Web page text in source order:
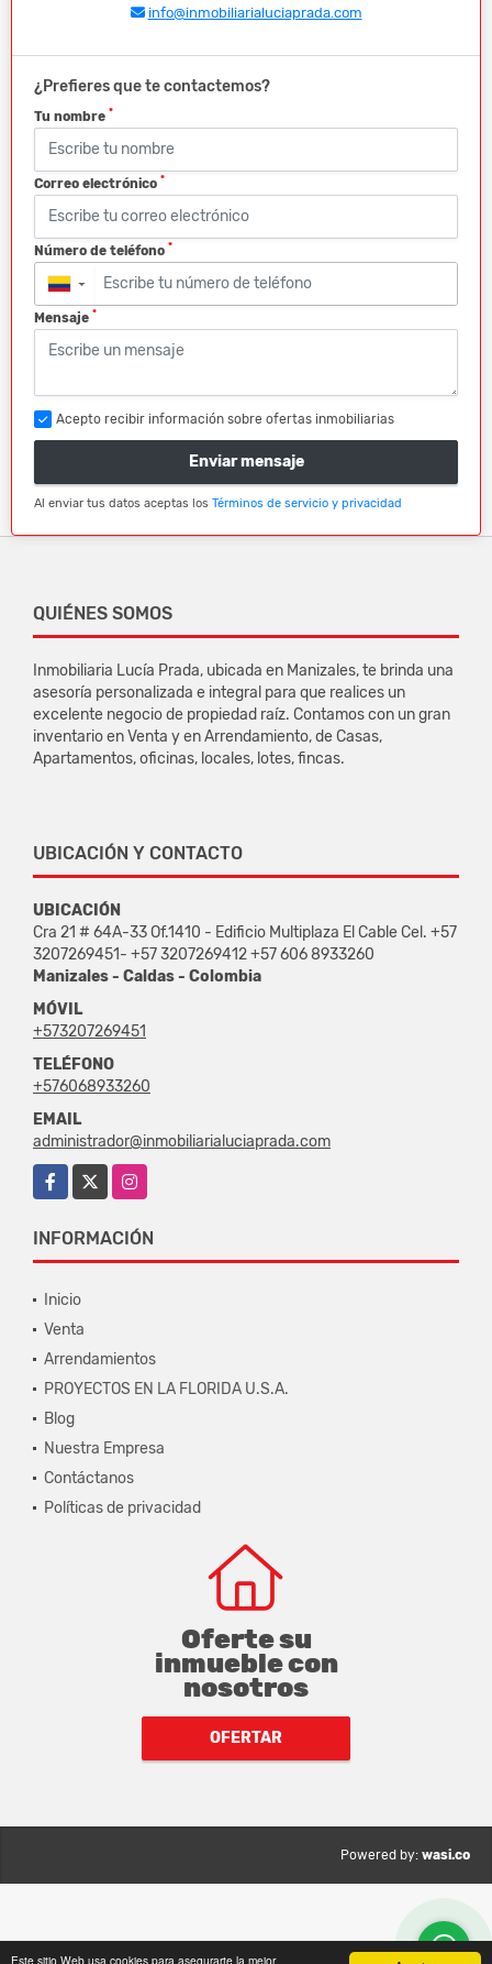
Este sitio Web usa cookies para asegurarte la mejor
info@inmobiliarialuciaprada.com
¿Prefieres que te contactemos?
Tu nombre *
Correo electrónico *
Número de teléfono *
▼
Mensaje *
Acepto recibir información sobre ofertas inmobiliarias
Enviar mensaje
Al enviar tus datos aceptas los Términos de servicio y privacidad
QUIÉNES SOMOS
Inmobiliaria Lucía Prada, ubicada en Manizales, te brinda una
asesoría personalizada e integral para que realices un
excelente negocio de propiedad raíz. Contamos con un gran
inventario en Venta y en Arrendamiento, de Casas,
Apartamentos, oficinas, locales, lotes, fincas.
UBICACIÓN Y CONTACTO
UBICACIÓN
Cra 21 # 64A-33 Of.1410 - Edificio Multiplaza El Cable Cel. +57
3207269451- +57 3207269412 +57 606 8933260
Manizales - Caldas - Colombia
MÓVIL
+573207269451
TELÉFONO
+576068933260
EMAIL
administrador@inmobiliarialuciaprada.com
Facebook
Instagram
INFORMACIÓN
Inicio
Venta
Arrendamientos
PROYECTOS EN LA FLORIDA U.S.A.
Blog
Nuestra Empresa
Contáctanos
Políticas de privacidad
Oferte su
inmueble con
nosotros
OFERTAR
Powered by: wasi.co